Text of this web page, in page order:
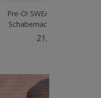
Pre-O! SWEAT PUMUCKL
Schabernack PANEL XXL
Marine
21,99€